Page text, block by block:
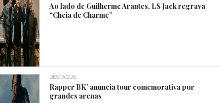
Ao lado de Guilherme Arantes, LS Jack regrava
“Cheia de Charme”
DESTAQUE
Rapper BK’ anuncia tour comemorativa por
grandes arenas